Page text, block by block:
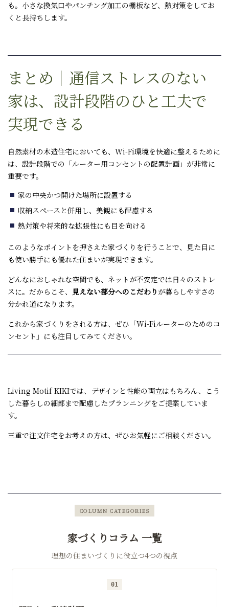
も。小さな換気口やパンチング加工の棚板など、熱対策をしてお
くと長持ちします。
まとめ｜通信ストレスのない
家は、設計段階のひと工夫で
実現できる
自然素材の木造住宅においても、 Wi-Fi環境を快適に整えるために
は、設計段階での「ルーター用コンセントの配置計画」が非常に
重要です。
家の中央かつ開けた場所に設置する
収納スペースと併用し、美観にも配慮する
熱対策や将来的な拡張性にも目を向ける
このようなポイントを押さえた家づくりを行うことで、見た目に
も使い勝手にも優れた住まいが実現できます。
どんなにおしゃれな空間でも、ネットが不安定では日々のストレ
スに。だからこそ、 見えない部分へのこだわり が暮らしやすさの
分かれ道になります。
これから家づくりをされる方は、ぜひ「Wi-Fiルーターのためのコ
ンセント」にも注目してみてください。
Living Motif KIKIでは、デザインと性能の両立はもちろん、こう
した暮らしの細部まで配慮したプランニングをご提案していま
す。
三重で注文住宅をお考えの方は、ぜひお気軽にご相談ください。
COLUMN CATEGORIES
家づくりコラム 一覧
理想の住まいづくりに役立つ4つの視点
01